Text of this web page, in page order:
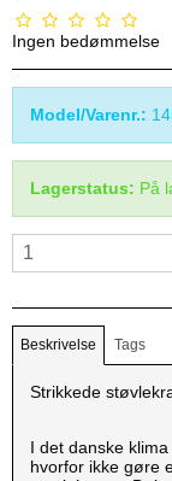
Ingen bedømmelse
Model/Varenr.:
Lagerstatus: På
Beskrivelse Tags
Strikkede
I det danske
hvorfor ikke gøre